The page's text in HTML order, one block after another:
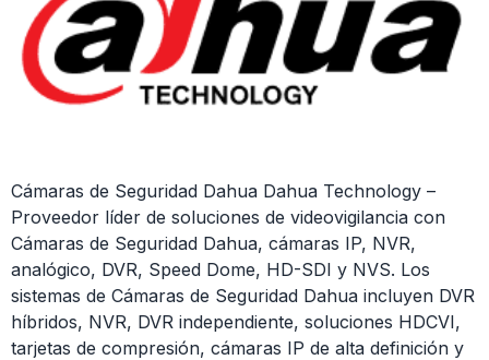
Cámaras de Seguridad Dahua Dahua Technology –
Proveedor líder de soluciones de videovigilancia con
Cámaras de Seguridad Dahua, cámaras IP, NVR,
analógico, DVR, Speed ​​Dome, HD-SDI y NVS. Los
sistemas de Cámaras de Seguridad Dahua incluyen DVR
híbridos, NVR, DVR independiente, soluciones HDCVI,
tarjetas de compresión, cámaras IP de alta definición y